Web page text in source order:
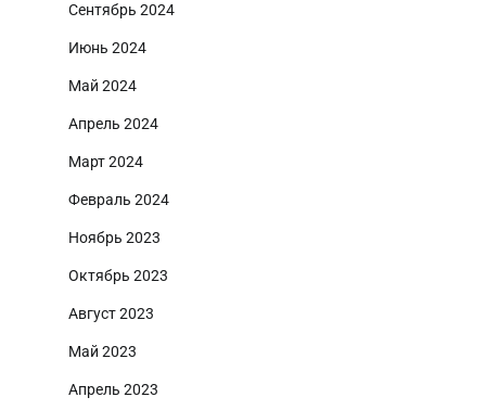
Сентябрь 2024
Июнь 2024
Май 2024
Апрель 2024
Март 2024
Февраль 2024
Ноябрь 2023
Октябрь 2023
Август 2023
Май 2023
Апрель 2023